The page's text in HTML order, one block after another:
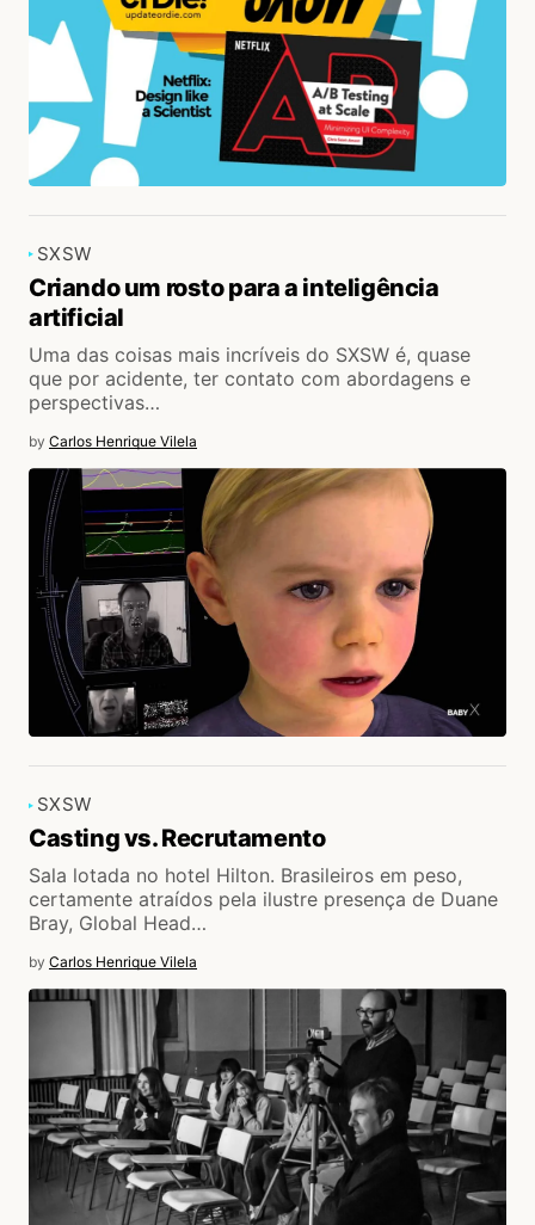
SXSW
Criando um rosto para a inteligência
artificial
Uma das coisas mais incríveis do SXSW é, quase
que por acidente, ter contato com abordagens e
perspectivas…
by Carlos Henrique Vilela
SXSW
Casting vs. Recrutamento
Sala lotada no hotel Hilton. Brasileiros em peso,
certamente atraídos pela ilustre presença de Duane
Bray, Global Head…
by Carlos Henrique Vilela